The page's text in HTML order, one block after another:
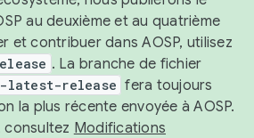
au deuxième et au quatrième
et contribuer dans AOSP, utilisez
. La branche de fichier
latest-release fera toujours
la plus récente envoyée à AOSP.
consultez Modifications